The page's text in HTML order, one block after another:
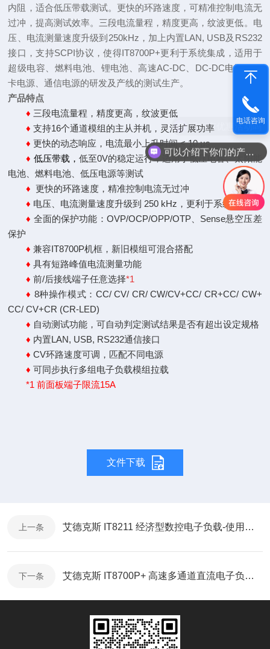
内阻，适合低压带载测试。更快的环路速度，可精准控制电流无
过冲，提高测试效率。三段电流量程，精度更高，纹波更低。电
压、电流测量速度升级到 250kHz ，加上内置LAN, USB及 RS232
接口，支持SCPI协议，使得IT8700P+更利于系统集成，适用于
超级电容、燃料电池、锂电池、高速AC-DC DC-DC电源如显
卡电源、通信电源的研发及产线的测试生产。
产品特点
♦ 三段电流量程，精度更高，纹波更低
♦ 支持16个通道模组的主从并机 ，灵活扩展功率
♦更快的动态响应，电流最小上升时间< 10 μs
♦ 低压带载， 低至0V的稳定运行，适用于低压电容、太阳能
电池、燃料电池、低压电源等测试
♦ 更快的环路速度，精准控制电流无过冲
♦ 电压、电流测量速度升级到 250 kHz ，更利于系统集成
♦ 全面的保护功能： OVP/OCP/OPP/OTP、 Sense悬空压差
保护
♦兼容IT8700P机框，新旧模组可混合搭配
♦具有短路峰值电流测量功能
♦前/后接线端子任意选择*1
♦ 8种操作模式： CC/ CV/ CR/ CW/CV+CC/ CR+CC/ CW+
CC/ CV+CR (CR-LED)
♦ 自动测试功能，可自动判定测试结果是否有超出设定规格
♦ 内置LAN, USB, RS232通信接口
♦CV环路速度可调，匹配不同电源
♦可同步执行多组电子负载模组拉载
*1 前面板端子限流15A
文件下载
上一条 艾德克斯 IT8211 经济型数控电子负载-使用说明
下一条 艾德克斯 IT8700P+ 高速多通道直流电子负载-使用说明
电话咨询
可以介绍下你们的产品么
现在有优惠活动吗